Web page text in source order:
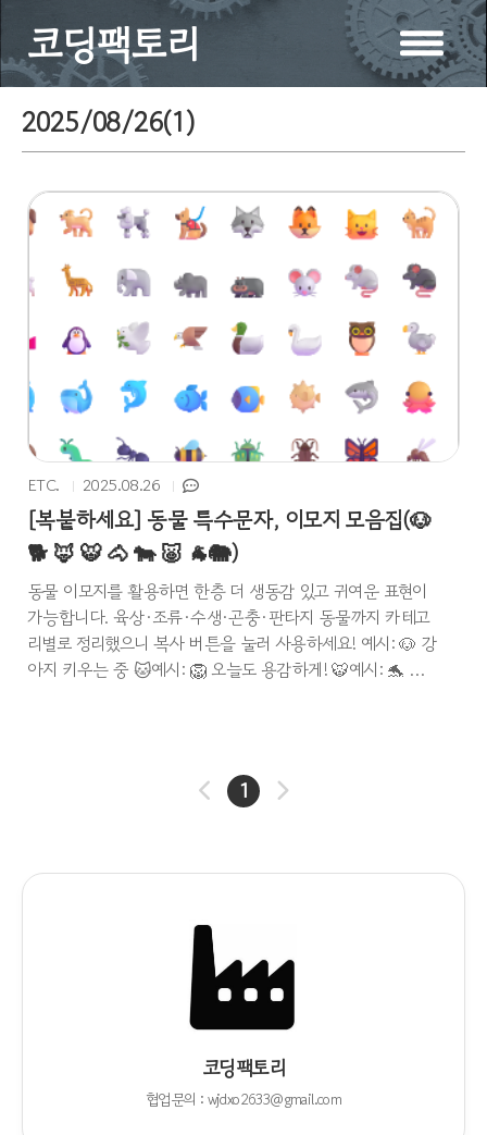
코딩팩토리
코딩팩토리
협업문의 : wjdxo2633@gmail.com
2025/08/26(1)
ETC. 2025.08.26
[복붙하세요] 동물 특수문자, 이모지 모음집(🐶
🐕 🦊 🐯 🐴 🐄 🐷 🐐🐘)
동물 이모지를 활용하면 한층 더 생동감 있고 귀여운 표현이
가능합니다. 육상·조류·수생·곤충·판타지 동물까지 카테고
리별로 정리했으니 복사 버튼을 눌러 사용하세요! 예시: 🐶 강
아지 키우는 중 🐱예시: 🦁 오늘도 용감하게! 🐯예시: 🐬 바
기타 동물 이모지 모음집이름기호복사 ※ 복사 버튼을 클릭
1